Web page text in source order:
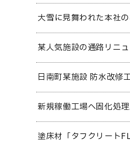
大雪に見舞われた本社
某人気施設の通路リニ
日南町某施設 防水改修
新規稼働工場へ固化処
塗床材「タフクリート